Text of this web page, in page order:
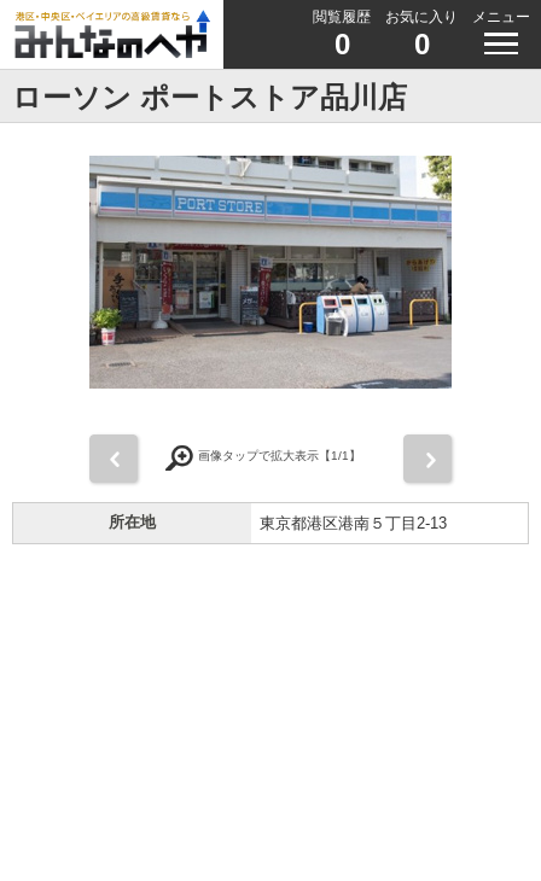
閲覧履歴
0
お気に入り
0
メニュー
ローソン ポートストア品川店
画像タップで拡大表示【1/1】
所在地 東京都港区港南５丁目2-13